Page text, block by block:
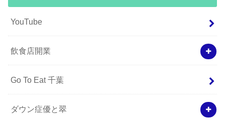
YouTube
飲食店開業
Go To Eat 千葉
ダウン症優と翠